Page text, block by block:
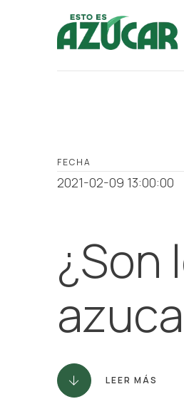
FECHA
2021-02-09 13:00:00
¿Son
LEER MÁS